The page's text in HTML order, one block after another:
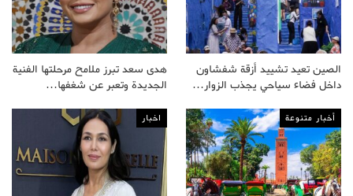
الصين تعيد تشييد أزقة شفشاون
داخل فضاء سياحي يجذب الزوار…
هدى سعد تبرز ملامح مرحلتها الفنية
الجديدة وتعبر عن شغفها…
أخبار متنوعة اخبار